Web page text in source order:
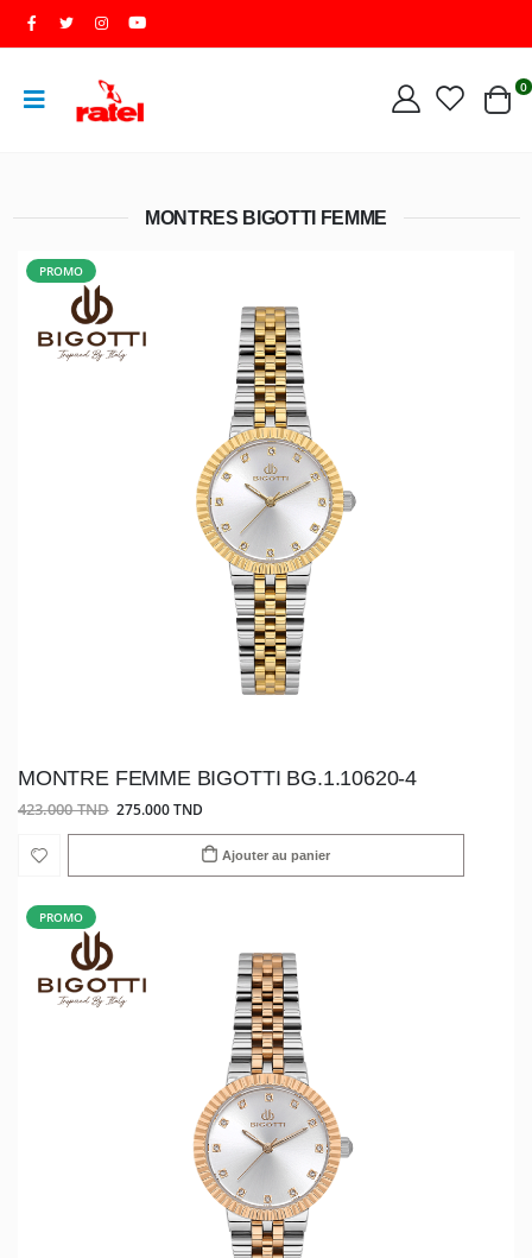
0
MONTRES BIGOTTI FEMME
PROMO
MONTRE FEMME BIGOTTI BG.1.10620-4
423.000 TND 275.000 TND
Ajouter au panier
PROMO